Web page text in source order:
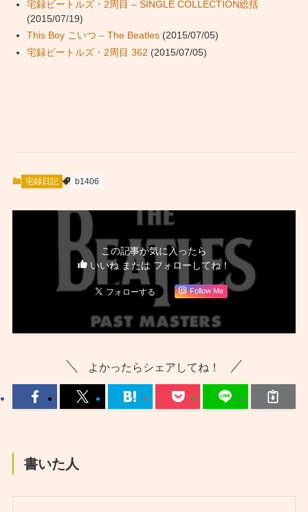
宅録ビートルズ・2周目 – SINGLE COLLECTION総括
(2015/07/19)
This Boy こいつ – The Beatles(2015/07/05)
宅録ビートルズ・2周目 362 (2015/07/05)
宅録日記 b1406
この記事が気に入ったら
いいね または フォローしてね！
Follow Me
よかったらシェアしてね！
書いた人